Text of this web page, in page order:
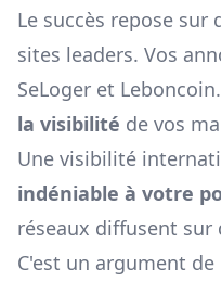
Le succès repose sur
sites leaders. Vos
SeLoger et
la visibilité de vos
Une visibilité
indéniable à votre
réseaux diffusent
C'est un argument